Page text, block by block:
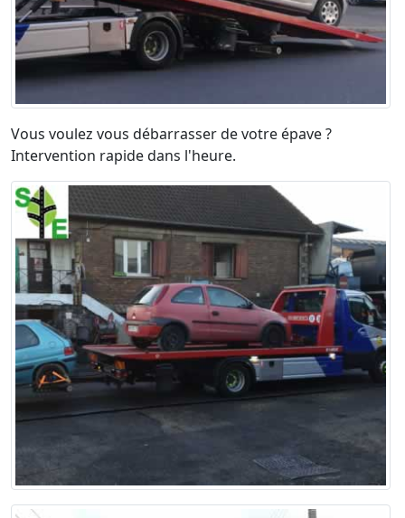
Vous voulez vous débarrasser de votre épave ?
Intervention rapide dans l'heure.